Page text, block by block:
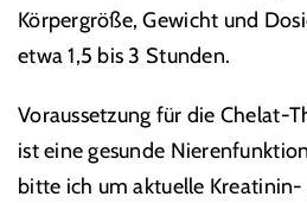
Körpergröße, Gewicht und
etwa 1,5 bis 3 Stunden.
Voraussetzung für die Chelat-
ist eine gesunde
bitte ich um aktuelle Kreatinin-